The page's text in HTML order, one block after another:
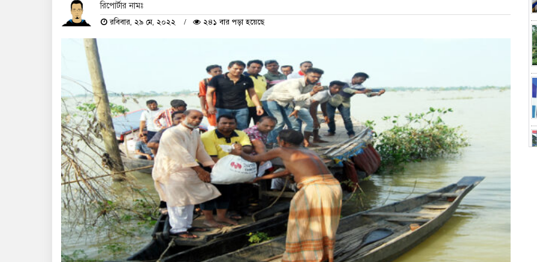
রিপোর্টার নামঃ
রবিবার, ২৯ মে, ২০২২ ২৪১ বার পড়া হয়েছে